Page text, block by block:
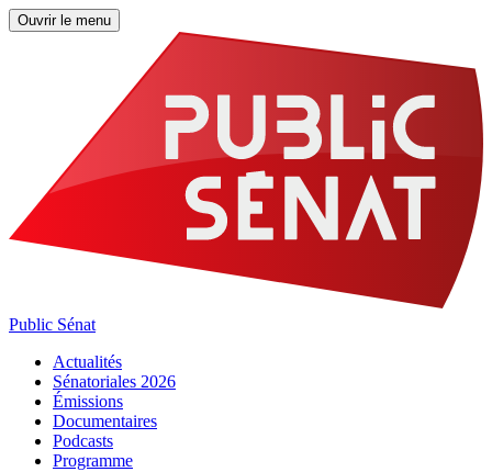
Ouvrir le menu
Public Sénat
Actualités
Sénatoriales 2026
Émissions
Documentaires
Podcasts
Programme